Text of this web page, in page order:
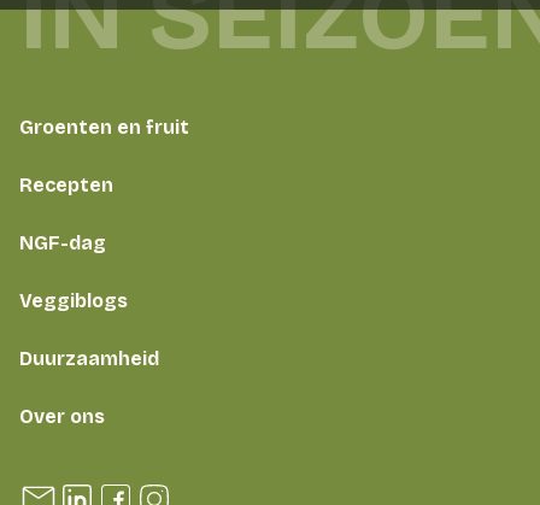
Groenten en fruit
Recepten
NGF-dag
Veggiblogs
Duurzaamheid
Over ons